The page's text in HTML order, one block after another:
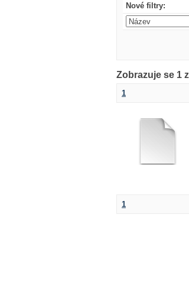
Nové filtry:
Zobrazuje se 1
1
1